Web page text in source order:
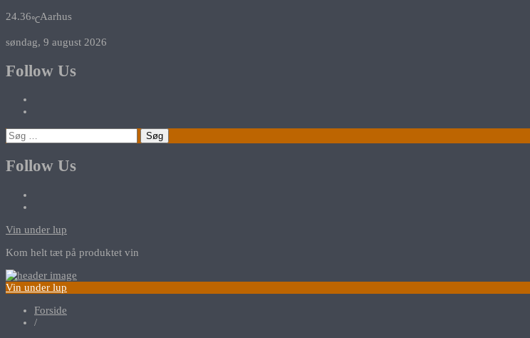
24.36℃Aarhus
søndag, 9 august 2026
Follow Us
Søg
efter:
Follow Us
Vin under lup
Kom helt tæt på produktet vin
Vin under lup
Forside
/